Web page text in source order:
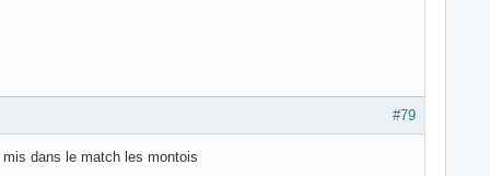
#79
dans le match les montois